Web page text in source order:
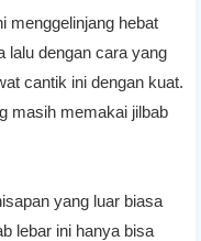
menggelinjang hebat
lalu dengan cara yang
cantik ini dengan kuat.
masih memakai jilbab
yang luar biasa
lebar ini hanya bisa